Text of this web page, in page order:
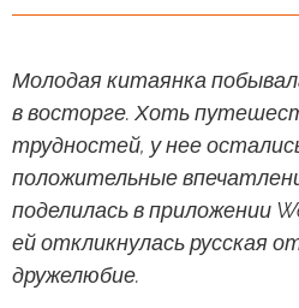
Молодая китаянка
в восторге. Хоть
трудностей, у нее
положительные
поделилась в приложении
ей откликнулась русская
дружелюбие.